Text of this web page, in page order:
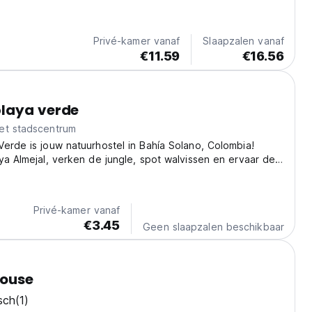
Privé-kamer vanaf
€11.59
Slaapzalen vanaf
€16.56
verde
stadscentrum
is jouw natuurhostel in Bahía Solano, Colombia!
Almejal, verken de jungle, spot walvissen en ervaar de
Privé-kamer vanaf
€3.45 Geen slaapzalen beschikbaar
(1)